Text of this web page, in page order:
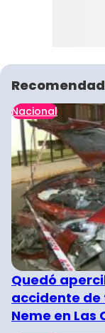
Nacional
Quedó
accidente de
Neme en Las